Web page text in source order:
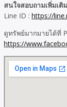
สนใจสอบถามเพิ่มเติ
Line ID : https://
ดูทรัพย์มากมายได้ที่
https://